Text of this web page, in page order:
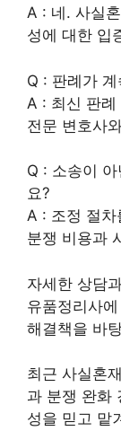
A : 네. 사실
성에 대한 입
Q : 판례가
A : 최신 판례
전문 변호사
Q : 소송이
요?
A : 조정 절차
분쟁 비용과
자세한 상담
유품정리사
해결책을 바
최근 사실혼
과 분쟁 완화
성을 믿고 맡